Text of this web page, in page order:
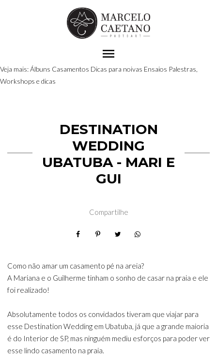
menu
Veja mais:Álbuns Casamentos Dicas para noivas Ensaios Palestras,
Workshops e dicas
DESTINATION
WEDDING
UBATUBA - MARI E
GUI
Compartilhe
Como não amar um casamento pé na areia?
A Mariana e o Guilherme tinham o sonho de casar na praia e ele
foi realizado!
Absolutamente todos os convidados tiveram que viajar para
esse Destination Wedding em Ubatuba, já que a grande maioria
é do Interior de SP, mas ninguém mediu esforços para poder ver
esse lindo casamento na praia.